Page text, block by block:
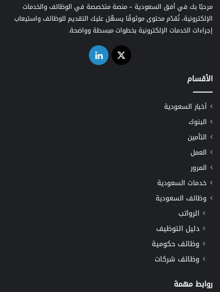
مرحبًا بك في أفق السعودية – منصة متخصصة في الوظائف والخدمات
الإلكترونية، نُقدّم محتوى موثوقًا يسهّل عليك التقديم للوظائف واستيعاب
إجراءات الخدمات الإلكترونية بخطوات مبسطة وواضحة.
‫X لينكدإن
الأقسام
أخبار السعودية
البنوك
التأمين
العمل
المرور
خدمات السعودية
وظائف السعودية
الرواتب
دليل التوظيف
وظائف حكومية
وظائف شركات
روابط مهمة